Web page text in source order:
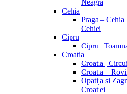
Neagra
Cehia
Praga – Cehia
Cehiei
Cipru
Cipru |
Croatia
Croatia |
Croatia –
Opatija si
Croatiei